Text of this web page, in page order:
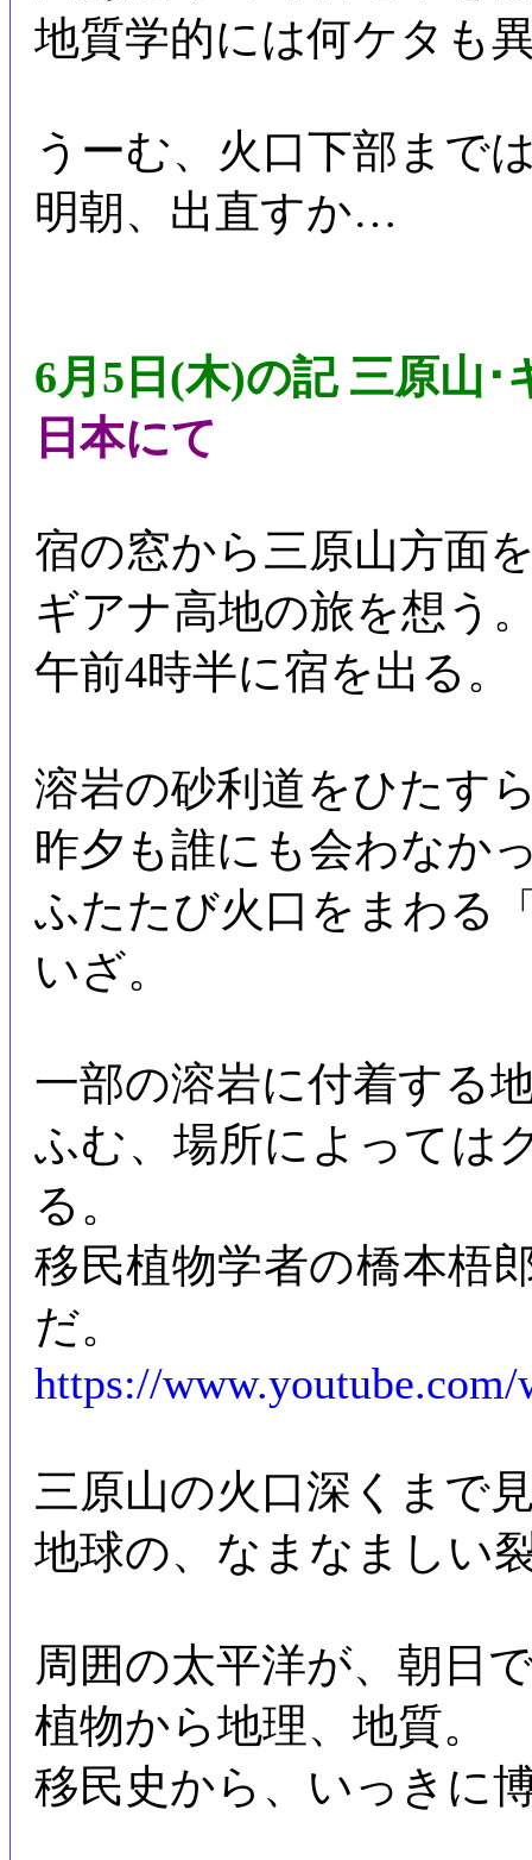
地質学的には何ケタも
うーむ、火口下部まで
明朝、出直すか…
6月5日(木)の記 三原山
日本にて
宿の窓から三原山方面
ギアナ高地の旅を想う
午前4時半に宿を出る。
溶岩の砂利道をひたす
昨夕も誰にも会わなか
ふたたび火口をまわる
いざ。
一部の溶岩に付着する
ふむ、場所によっては
る。
移民植物学者の橋本梧
だ。
https://
三原山の火口深くまで
地球の、なまなましい
周囲の太平洋が、朝日
植物から地理、地質。
移民史から、いっきに